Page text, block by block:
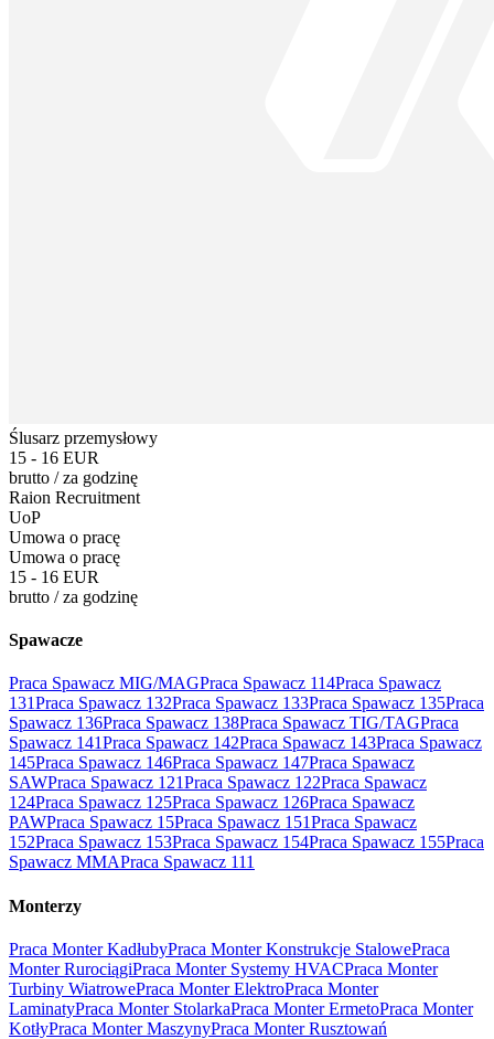
Ślusarz przemysłowy
15 - 16 EUR
brutto /za godzinę
Raion Recruitment
UoP
Umowa o pracę
Umowa o pracę
15 - 16 EUR
brutto /za godzinę
Spawacze
Praca Spawacz MIG/MAGPraca Spawacz 114Praca Spawacz
131Praca Spawacz 132Praca Spawacz 133Praca Spawacz 135Praca
Spawacz 136Praca Spawacz 138Praca Spawacz TIG/TAGPraca
Spawacz 141Praca Spawacz 142Praca Spawacz 143Praca Spawacz
145Praca Spawacz 146Praca Spawacz 147Praca Spawacz
SAWPraca Spawacz 121Praca Spawacz 122Praca Spawacz
124Praca Spawacz 125Praca Spawacz 126Praca Spawacz
PAWPraca Spawacz 15Praca Spawacz 151Praca Spawacz
152Praca Spawacz 153Praca Spawacz 154Praca Spawacz 155Praca
Spawacz MMAPraca Spawacz 111
Monterzy
Praca Monter KadłubyPraca Monter Konstrukcje StalowePraca
Monter RurociągiPraca Monter Systemy HVACPraca Monter
Turbiny WiatrowePraca Monter ElektroPraca Monter
LaminatyPraca Monter StolarkaPraca Monter ErmetoPraca Monter
KotłyPraca Monter MaszynyPraca Monter Rusztowań